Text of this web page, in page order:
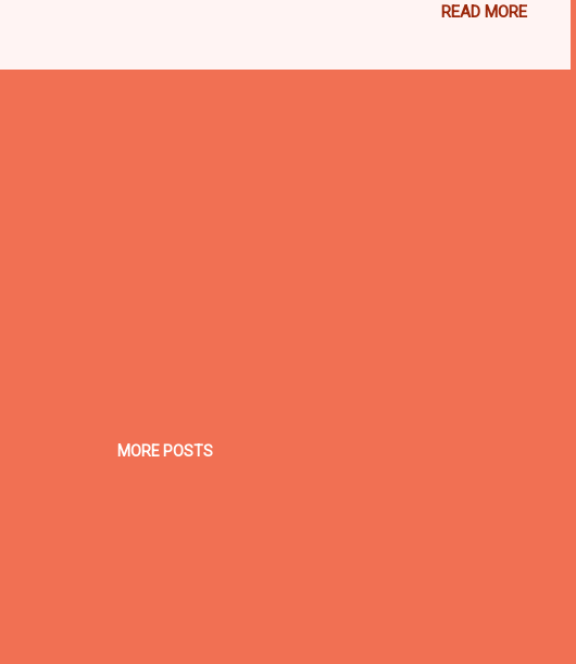
ऐसा नहीं कि उनकी पैठ नई कहानी में अचानक ही हो गई हो। वे स्वयं बताती हैं कि वे किस
के गुलाबी फूल मेरे घ...
READ MORE
MORE POSTS